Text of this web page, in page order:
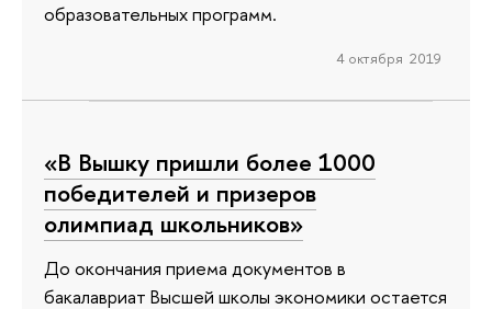
образовательных программ.
4 октября 2019
«В Вышку пришли более 1000
победителей и призеров
олимпиад школьников»
До окончания приема документов в
бакалавриат Высшей школы экономики остается